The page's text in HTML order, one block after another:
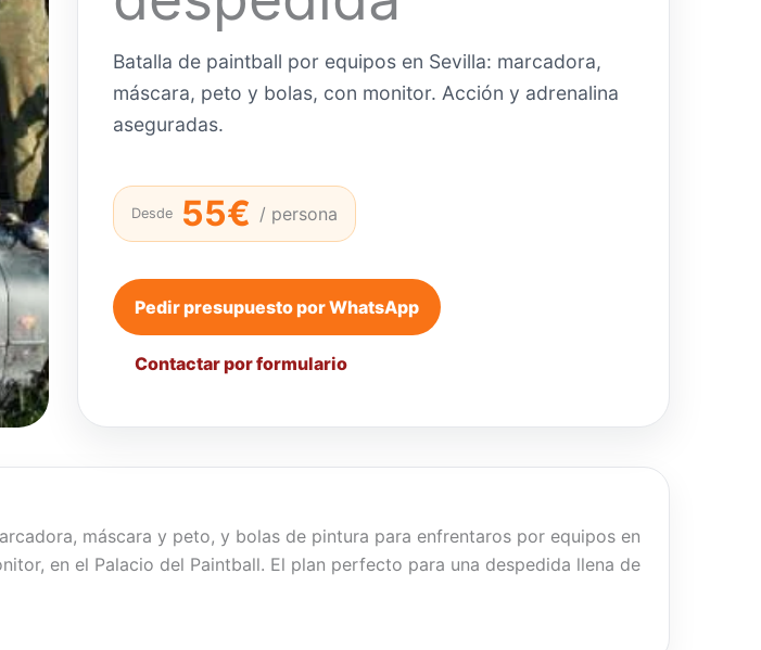
Batalla de paintball por equipos en Sevilla: marcadora,
máscara, peto y bolas, con monitor. Acción y adrenalina
aseguradas.
Desde 55€ / persona
Pedir presupuesto por WhatsApp
Contactar por formulario
máscara y peto, y bolas de pintura para enfrentaros por equipos en
en el Palacio del Paintball. El plan perfecto para una despedida llena de